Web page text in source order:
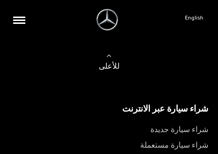
English
للأعلى
شراء سيارة عبر الانترنت
شراء سيارة جديدة
شراء سيارة مستعملة